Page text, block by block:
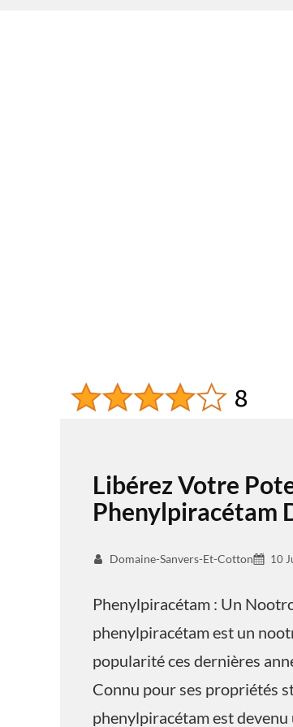
Libérez Votre
Phenylpiracétam
Domaine-Sanvers-Et-Cotton 10
Phenylpiracétam : Un
phenylpiracétam est un
popularité ces dernières
Connu pour ses propriétés
phenylpiracétam est